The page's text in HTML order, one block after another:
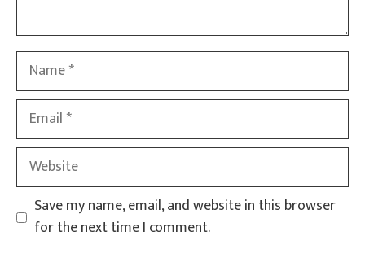
Name
Email
Website
Save my name, email, and website in this browser
for the next time I comment.